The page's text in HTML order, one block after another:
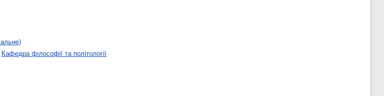
Кафедра філософії та політології